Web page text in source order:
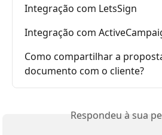
Integração com LetsSign
Integração com
Como compartilhar a
documento com o cliente?
Respondeu à sua